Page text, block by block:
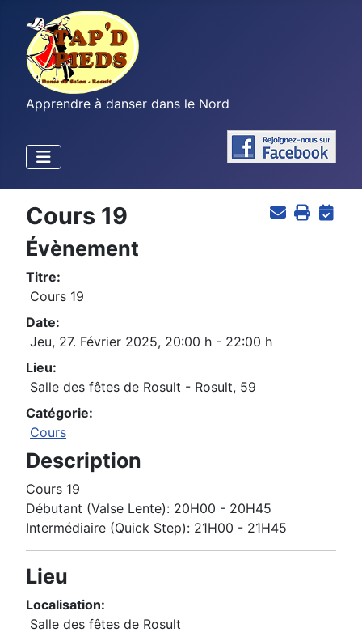
Apprendre à danser dans le Nord
Cours 19
Évènement
Titre:
Cours 19
Date:
Jeu, 27. Février 2025, 20:00 h - 22:00 h
Lieu:
Salle des fêtes de Rosult - Rosult, 59
Catégorie:
Cours
Description
Cours 19
Débutant (Valse Lente): 20H00 - 20H45
Intermédiaire (Quick Step): 21H00 - 21H45
Lieu
Localisation:
Salle des fêtes de Rosult